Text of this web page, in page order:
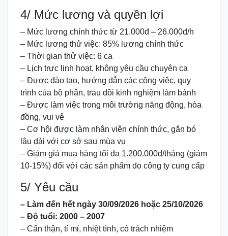
4/ Mức lương và quyền lợi
– Mức lương chính thức từ 21.000đ – 26.000đ/h
– Mức lương thử việc: 85% lương chính thức
– Thời gian thử việc: 6 ca
– Lịch trực linh hoạt, không yêu cầu chuyên ca
– Được đào tạo, hướng dẫn các công việc, quy
trình của bộ phận, trau dồi kinh nghiệm làm bánh
– Được làm việc trong môi trường năng động, hòa
đồng, vui vẻ
– Cơ hội được làm nhân viên chính thức, gắn bó
lâu dài với cơ sở sau mùa vụ
– Giảm giá mua hàng tối đa 1.200.000đ/tháng (giảm
10-15%) đối với các sản phẩm do công ty cung cấp
5/ Yêu cầu
– Làm đến hết ngày 30/09/2026 hoặc 25/10/2026
– Độ tuổi: 2000 – 2007
– Cẩn thận, tỉ mỉ, nhiệt tình, có trách nhiệm